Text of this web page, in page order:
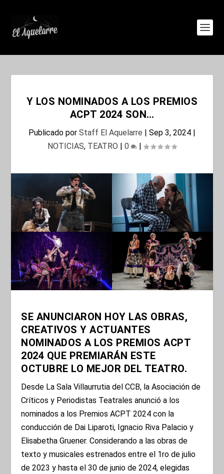
Y LOS NOMINADOS A LOS PREMIOS
ACPT 2024 SON…
Publicado por Staff El Aquelarre | Sep 3, 2024 |
NOTICIAS, TEATRO | 0 |
SE ANUNCIARON HOY LAS OBRAS,
CREATIVOS Y ACTUANTES
NOMINADOS A LOS PREMIOS ACPT
2024 QUE PREMIARÁN ESTE
OCTUBRE LO MEJOR DEL TEATRO.
Desde La Sala Villaurrutia del CCB, la Asociación de
Críticos y Periodistas Teatrales anunció a los
nominados a los Premios ACPT 2024 con la
conducción de Dai Liparoti, Ignacio Riva Palacio y
Elisabetha Gruener. Considerando a las obras de
texto y musicales estrenados entre el 1ro de julio
de 2023 y hasta el 30 de junio de 2024, elegidas